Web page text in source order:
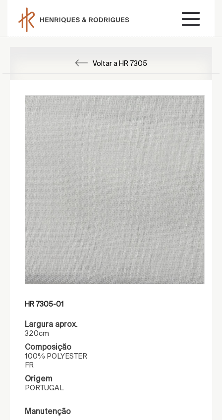
Voltar a HR 7305
HR 7305-01
Largura aprox.
320cm
Composição
100% POLYESTER
FR
Origem
PORTUGAL
Manutenção